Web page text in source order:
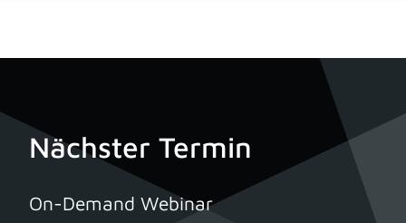
Nächster Termin
On-Demand Webinar